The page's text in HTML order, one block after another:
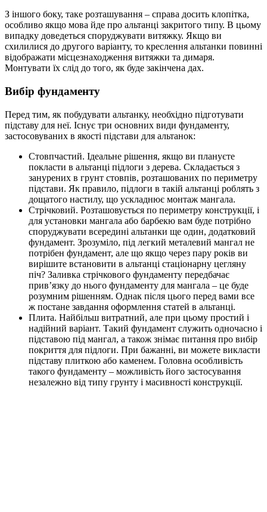
З іншого боку, таке розташування – справа досить клопітка,
особливо якщо мова йде про альтанці закритого типу. В цьому
випадку доведеться споруджувати витяжку. Якщо ви
схилилися до другого варіанту, то креслення альтанки повинні
відображати місцезнаходження витяжки та димаря.
Монтувати їх слід до того, як буде закінчена дах.
Вибір фундаменту
Перед тим, як побудувати альтанку, необхідно підготувати
підставу для неї. Існує три основних види фундаменту,
застосовуваних в якості підстави для альтанок:
Стовпчастий. Ідеальне рішення, якщо ви плануєте
покласти в альтанці підлоги з дерева. Складається з
занурених в грунт стовпів, розташованих по периметру
підстави. Як правило, підлоги в такій альтанці роблять з
дощатого настилу, що ускладнює монтаж мангала.
Стрічковий. Розташовується по периметру конструкції, і
для установки мангала або барбекю вам буде потрібно
споруджувати всередині альтанки ще один, додатковий
фундамент. Зрозуміло, під легкий металевий мангал не
потрібен фундамент, але що якщо через пару років ви
вирішите встановити в альтанці стаціонарну цегляну
піч? Заливка стрічкового фундаменту передбачає
прив’язку до нього фундаменту для мангала – це буде
розумним рішенням. Однак після цього перед вами все
ж постане завдання оформлення статей в альтанці.
Плита. Найбільш витратний, але при цьому простий і
надійний варіант. Такий фундамент служить одночасно і
підставою під мангал, а також знімає питання про вибір
покриття для підлоги. При бажанні, ви можете викласти
підставу плиткою або каменем. Головна особливість
такого фундаменту – можливість його застосування
незалежно від типу грунту і масивності конструкції.